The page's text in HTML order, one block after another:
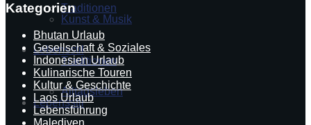
Traditionen
Lebensstil
Alltagsleben
Kunst & Musik
Traditionen
Lebensstil
Kategorien
Bhutan Urlaub
Gesellschaft & Soziales
Indonesien Urlaub
Kulinarische Touren
Kultur & Geschichte
Laos Urlaub
Lebensführung
Malediven